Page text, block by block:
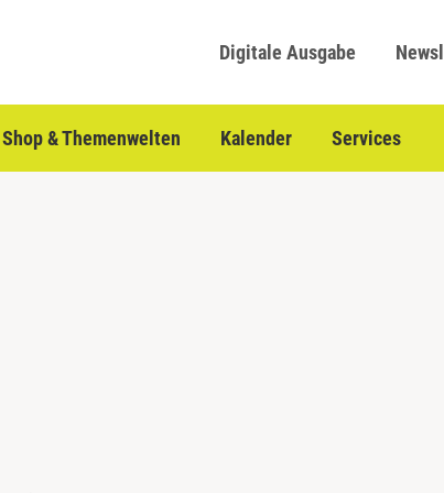
Digitale Ausgabe
Shop & Themenwelten Kalender Services